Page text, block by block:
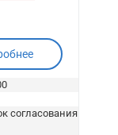
согласования